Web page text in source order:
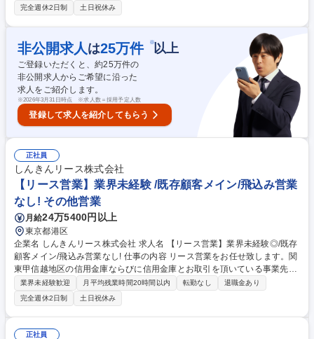
が、そこに至るまでには、走行距離・燃費・メンテナンス実施履歴・予
算・事業計画・財務状況等、細かなことを確認しつつ検討する工程があ
り、結果、お客様の経費削減につながります。納車後は、定期点検・車検
等、契約満了までしっかりとしたお付き合いをし、お客様に安心・安全を
提供します。 募集職種 [名古屋市北区]既存向け自動車リース営業/業界不問
◆営業経験者歓迎！車通勤OK
完全週休2日制 土日祝休み
非公開求人 は25万件 ※以上
ご登録いただくと、約25万件の
非公開求人からご希望に沿った
求人をご紹介します。
※2026年3月31日時点 ※求人数＝採用予定人数
登録して求人を紹介してもらう
正社員
しんきんリース株式会社
【リース営業】業界未経験 /既存顧客メイン/飛込み営業
なし! その他営業
月給24万5400円以上
東京都港区
企業名 しんきんリース株式会社 求人名 【リース営業】業界未経験◎/既存
顧客メイン/飛込み営業なし! 仕事の内容 リース営業をお任せ致します。関
東甲信越地区の信用金庫ならびに信用金庫とお取引を頂いている事業先に
対してリースサービスを提供いたします。 【具体的には】信用金庫からの
ご紹介に基づく営業。飛び込みセールスはありませんが、信用金庫のグル
ープ会社としての誠実なお客様対応が求められます。また、ご紹介頂いた
事業先の事業概要の把握や与信分析も行って頂きます。コピー機から機械
設備、パソコン、建設重機、車両など幅広い動産を取り扱い、お客様の事
業界未経験歓迎 月平均残業時間20時間以内 転勤なし
退職金あり
完全週休2日制
土日祝休み
正社員